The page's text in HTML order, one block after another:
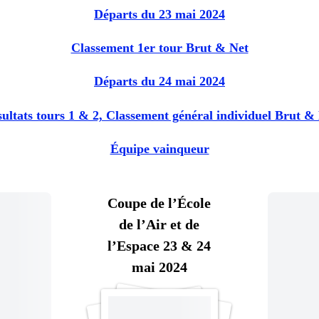
Départs du 23 mai 2024
Classement 1er tour Brut & Net
Départs du 24 mai 2024
tours 1 & 2, Classement général individuel Brut &
Équipe vainqueur
Coupe de l’École
de l’Air et de
l’Espace 23 & 24
mai 2024